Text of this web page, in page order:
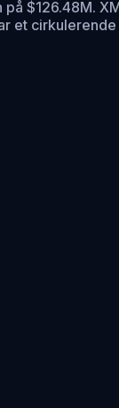
$126.48M.
et